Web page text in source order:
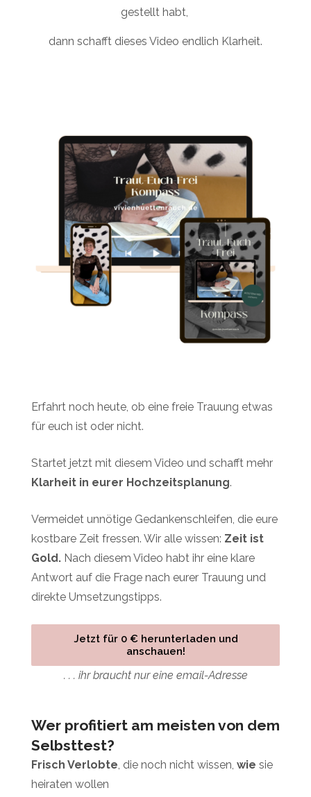
gestellt habt,
dann schafft dieses Video endlich Klarheit.
Erfahrt noch heute, ob eine freie Trauung etwas
für euch ist oder nicht.
Startet jetzt mit diesem Video und schafft mehr
Klarheit in eurer Hochzeitsplanung.
Vermeidet unnötige Gedankenschleifen, die eure
kostbare Zeit fressen. Wir alle wissen: Zeit ist
Gold. Nach diesem Video habt ihr eine klare
Antwort auf die Frage nach eurer Trauung und
direkte Umsetzungstipps.
Jetzt für 0 € herunterladen und
anschauen!
. . . ihr braucht nur eine email-Adresse
Wer profitiert am meisten von dem
Selbsttest?
Frisch Verlobte , die noch nicht wissen, wie sie
heiraten wollen